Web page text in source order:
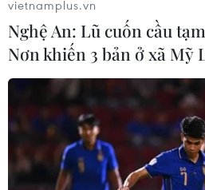
mỹ này tập trung khai thác
ba gam màu duy nhất là
đậm, đen và bạc.
vietnamplus.vn
Nghệ An: Lũ cuốn cầu
Nơn khiến 3 bản ở xã Mỹ